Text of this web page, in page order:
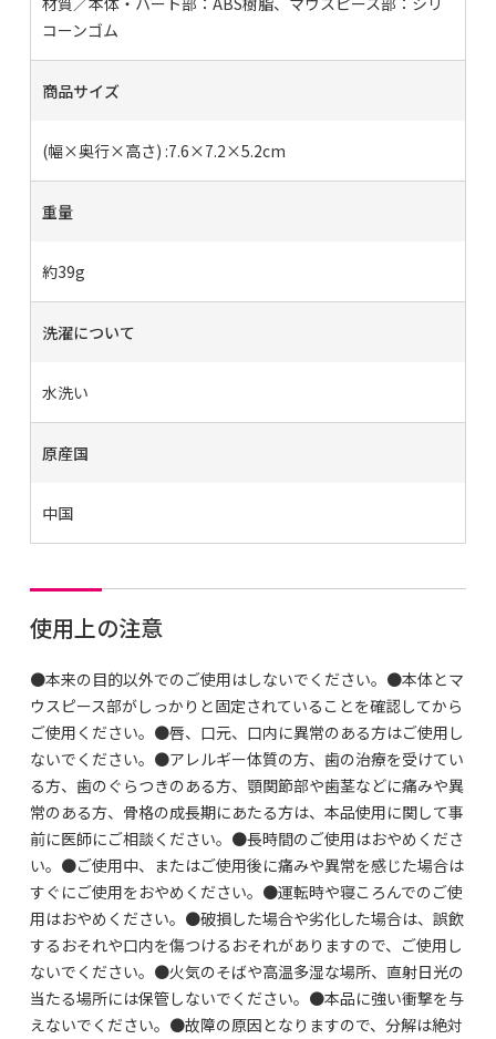
コーンゴム
商品サイズ
(幅×奥行×高さ) :7.6×7.2×5.2cm
重量
約39g
洗濯について
水洗い
原産国
中国
使用上の注意
●本来の目的以外でのご使用はしないでください。●本体とマ
ウスピース部がしっかりと固定されていることを確認してから
ご使用ください。●唇、口元、口内に異常のある方はご使用し
ないでください。●アレルギー体質の方、歯の治療を受けてい
る方、歯のぐらつきのある方、顎関節部や歯茎などに痛みや異
常のある方、骨格の成長期にあたる方は、本品使用に関して事
前に医師にご相談ください。●長時間のご使用はおやめくださ
い。●ご使用中、またはご使用後に痛みや異常を感じた場合は
すぐにご使用をおやめください。●運転時や寝ころんでのご使
用はおやめください。●破損した場合や劣化した場合は、誤飲
するおそれや口内を傷つけるおそれがありますので、ご使用し
ないでください。●火気のそばや高温多湿な場所、直射日光の
当たる場所には保管しないでください。●本品に強い衝撃を与
えないでください。●故障の原因となりますので、分解は絶対